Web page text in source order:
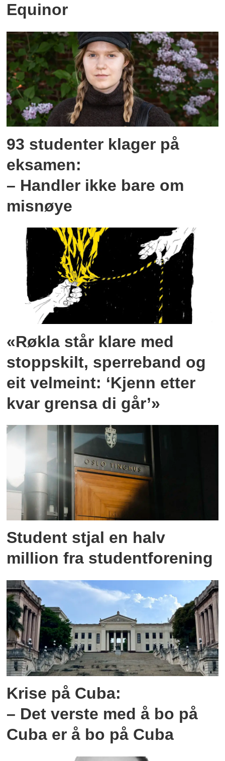
Equinor
93 studenter klager på
eksamen:
– Handler ikke bare om
misnøye
«Røkla står klare med
stoppskilt, sperreband og
eit velmeint: ‘Kjenn etter
kvar grensa di går’»
Student stjal en halv
million fra studentforening
Krise på Cuba:
– Det verste med å bo på
Cuba er å bo på Cuba